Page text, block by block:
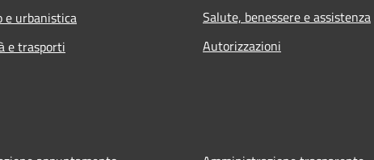
e urbanistica
e trasporti
Salute, benessere e assistenza
Autorizzazioni